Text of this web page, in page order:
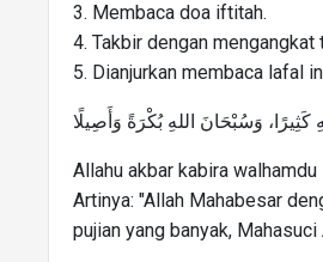
3. Membaca doa iftitah.
4. Takbir dengan
5. Dianjurkan membaca lafal
كَثِيرًا، وَسُبْحَانَ اللهِ بُكْرَةً وَأَصِيلًا
Allahu akbar kabira
Artinya: "Allah Mahabesar
pujian yang banyak,